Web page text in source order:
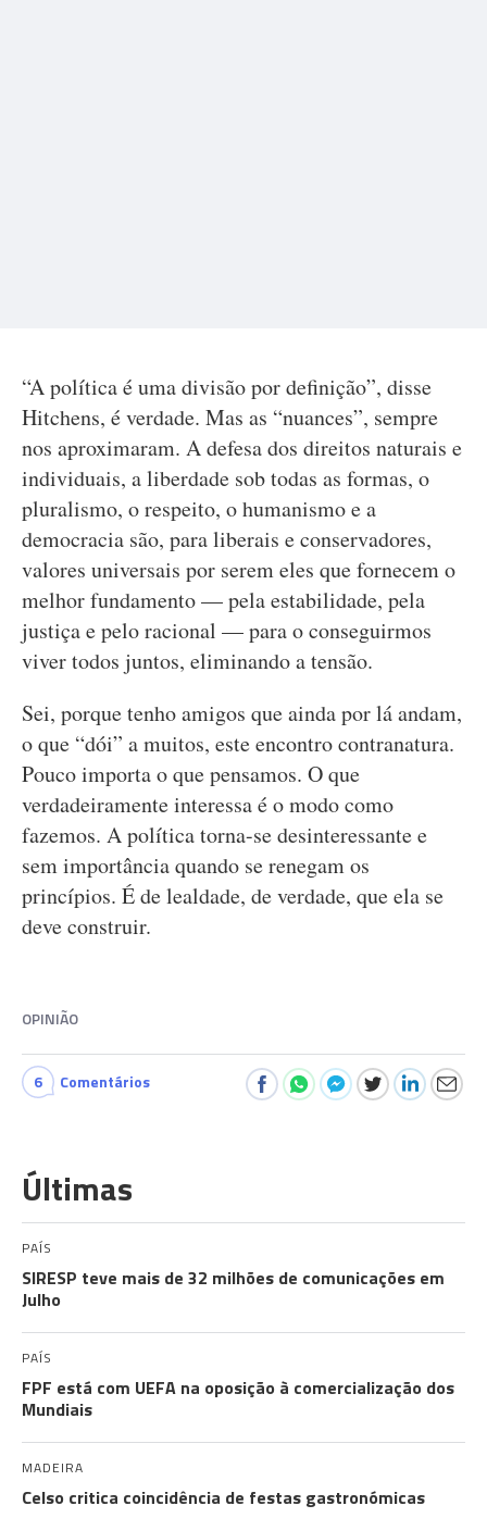
“A política é uma divisão por definição”, disse
Hitchens, é verdade. Mas as “nuances”, sempre
nos aproximaram. A defesa dos direitos naturais e
individuais, a liberdade sob todas as formas, o
pluralismo, o respeito, o humanismo e a
democracia são, para liberais e conservadores,
valores universais por serem eles que fornecem o
melhor fundamento — pela estabilidade, pela
justiça e pelo racional — para o conseguirmos
viver todos juntos, eliminando a tensão.
Sei, porque tenho amigos que ainda por lá andam,
o que “dói” a muitos, este encontro contranatura.
Pouco importa o que pensamos. O que
verdadeiramente interessa é o modo como
fazemos. A política torna-se desinteressante e
sem importância quando se renegam os
princípios. É de lealdade, de verdade, que ela se
deve construir.
OPINIÃO
6 Comentários
Últimas
PAÍS
SIRESP teve mais de 32 milhões de comunicações em
Julho
PAÍS
FPF está com UEFA na oposição à comercialização dos
Mundiais
MADEIRA
Celso critica coincidência de festas gastronómicas